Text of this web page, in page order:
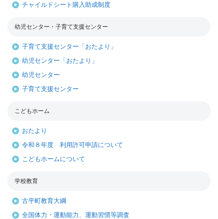
チャイルドシート購入助成制度
幼児センター・子育て支援センター
子育て支援センター「おたより」
幼児センター「おたより」
幼児センター
子育て支援センター
こどもホーム
おたより
令和８年度 利用許可申請について
こどもホームについて
学校教育
古平町教育大綱
全国体力・運動能力、運動習慣等調査